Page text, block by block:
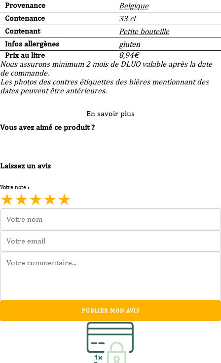
Provenance
Belgique
Contenance
33 cl
Contenant
Petite bouteille
Infos allergènes
gluten
Prix au litre
8,94€
Nous assurons minimum 2 mois de DLUO valable après la date
de commande.
Les photos des contres étiquettes des bières mentionnant des
dates peuvent être antérieures.
En savoir plus
Vous avez aimé ce produit ?
Laissez un avis
Votre note :
★★★★★
PUBLIER MON AVIS